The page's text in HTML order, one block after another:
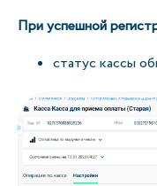
При успешной
статус кассы